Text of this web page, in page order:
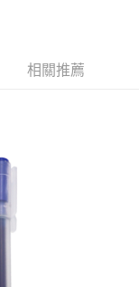
至「AFTEE先享後付」
結，可透過四大超商／
成。
相關推薦